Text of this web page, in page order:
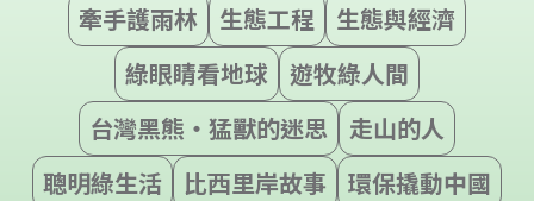
牽手護雨林
生態工程
生態與經濟
綠眼睛看地球
遊牧綠人間
台灣黑熊‧猛獸的迷思
走山的人
聰明綠生活
比西里岸故事
環保撬動中國